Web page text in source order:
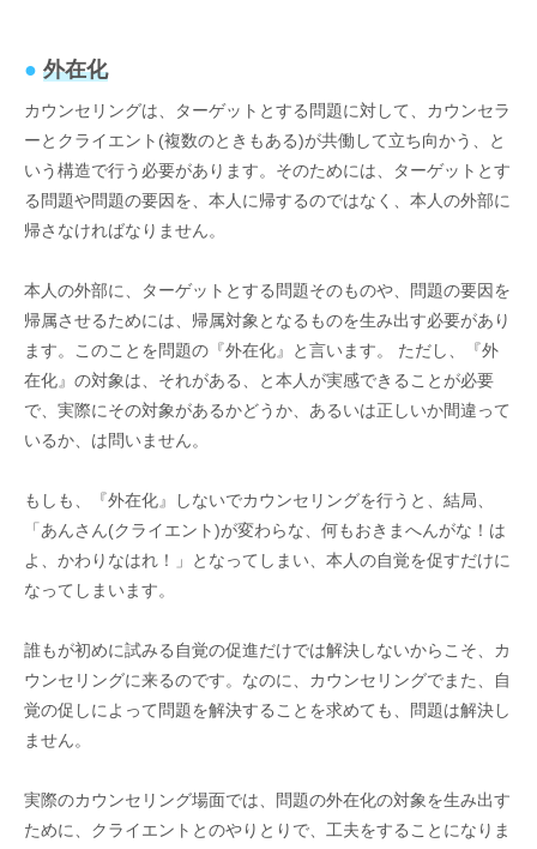
● 外在化
カウンセリングは、ターゲットとする問題に対して、カウンセラ
ーとクライエント(複数のときもある)が共働して立ち向かう、と
いう構造で行う必要があります。そのためには、ターゲットとす
る問題や問題の要因を、本人に帰するのではなく、本人の外部に
帰さなければなりません。
本人の外部に、ターゲットとする問題そのものや、問題の要因を
帰属させるためには、帰属対象となるものを生み出す必要があり
ます。このことを問題の『外在化』と言います。 ただし、『外
在化』の対象は、それがある、と本人が実感できることが必要
で、実際にその対象があるかどうか、あるいは正しいか間違って
いるか、は問いません。
もしも、『外在化』しないでカウンセリングを行うと、結局、
「あんさん(クライエント)が変わらな、何もおきまへんがな！は
よ、かわりなはれ！」となってしまい、本人の自覚を促すだけに
なってしまいます。
誰もが初めに試みる自覚の促進だけでは解決しないからこそ、カ
ウンセリングに来るのです。なのに、カウンセリングでまた、自
覚の促しによって問題を解決することを求めても、問題は解決し
ません。
実際のカウンセリング場面では、問題の外在化の対象を生み出す
ために、クライエントとのやりとりで、工夫をすることになりま